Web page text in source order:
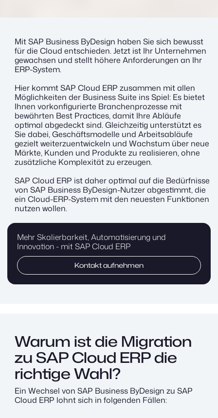
Mit SAP Business ByDesign haben Sie sich bewusst
für die Cloud entschieden. Jetzt ist Ihr Unternehmen
gewachsen und stellt höhere Anforderungen an Ihr
ERP-System.
Hier kommt SAP Cloud ERP zusammen mit allen
Möglichkeiten der Business Suite ins Spiel: Es bietet
Ihnen vorkonfigurierte Branchenprozesse mit
bewährten Best Practices, damit Ihre Abläufe
optimal abgedeckt sind. Gleichzeitig unterstützt es
Sie dabei, Geschäftsmodelle und Arbeitsabläufe
gezielt weiterzuentwickeln und Wachstum über neue
Märkte, Kunden und Produkte zu realisieren, ohne
zusätzliche Komplexität zu erzeugen.
SAP Cloud ERP ist daher optimal auf die Bedürfnisse
von SAP Business ByDesign-Nutzer abgestimmt, die
ein Cloud-ERP-System mit den neuesten Funktionen
nutzen wollen.
Mehr Skalierbarkeit, Automatisierung und
Innovation - mit SAP Cloud ERP
Kontakt aufnehmen
Warum ist die Migration
zu SAP Cloud ERP die
richtige Wahl?
Ein Wechsel von SAP Business ByDesign zu SAP
Cloud ERP lohnt sich in folgenden Fällen: